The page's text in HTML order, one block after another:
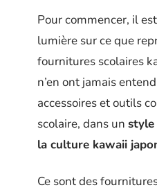
Pour commencer, il
lumière sur ce que
fournitures scolaires
n’en ont jamais
accessoires et outils
scolaire, dans un style
la culture kawaii
Ce sont des